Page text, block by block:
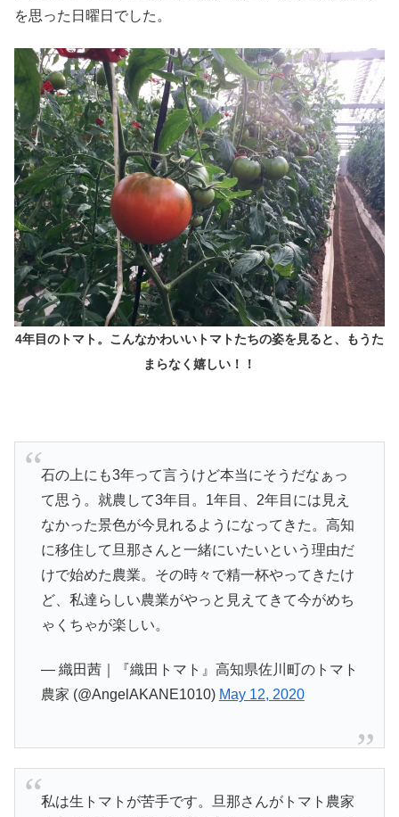
を思った日曜日でした。
4年目のトマト。こんなかわいいトマトたちの姿を見ると、もうた
まらなく嬉しい！！
石の上にも3年って言うけど本当にそうだなぁっ
て思う。就農して3年目。1年目、2年目には見え
なかった景色が今見れるようになってきた。高知
に移住して旦那さんと一緒にいたいという理由だ
けで始めた農業。その時々で精一杯やってきたけ
ど、私達らしい農業がやっと見えてきて今がめち
ゃくちゃが楽しい。
— 織田茜｜『織田トマト』高知県佐川町のトマト
農家 (@AngelAKANE1010) May 12, 2020
私は生トマトが苦手です。旦那さんがトマト農家